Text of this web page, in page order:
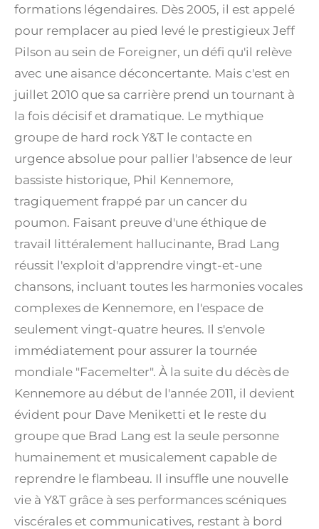
formations légendaires. Dès 2005, il est appelé
pour remplacer au pied levé le prestigieux Jeff
Pilson au sein de Foreigner, un défi qu'il relève
avec une aisance déconcertante. Mais c'est en
juillet 2010 que sa carrière prend un tournant à
la fois décisif et dramatique. Le mythique
groupe de hard rock Y&T le contacte en
urgence absolue pour pallier l'absence de leur
bassiste historique, Phil Kennemore,
tragiquement frappé par un cancer du
poumon. Faisant preuve d'une éthique de
travail littéralement hallucinante, Brad Lang
réussit l'exploit d'apprendre vingt-et-une
chansons, incluant toutes les harmonies vocales
complexes de Kennemore, en l'espace de
seulement vingt-quatre heures. Il s'envole
immédiatement pour assurer la tournée
mondiale "Facemelter". À la suite du décès de
Kennemore au début de l'année 2011, il devient
évident pour Dave Meniketti et le reste du
groupe que Brad Lang est la seule personne
humainement et musicalement capable de
reprendre le flambeau. Il insuffle une nouvelle
vie à Y&T grâce à ses performances scéniques
viscérales et communicatives, restant à bord